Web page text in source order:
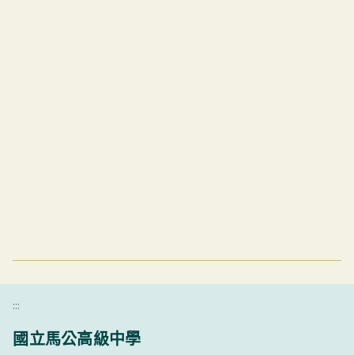
:::
國立馬公高級中學